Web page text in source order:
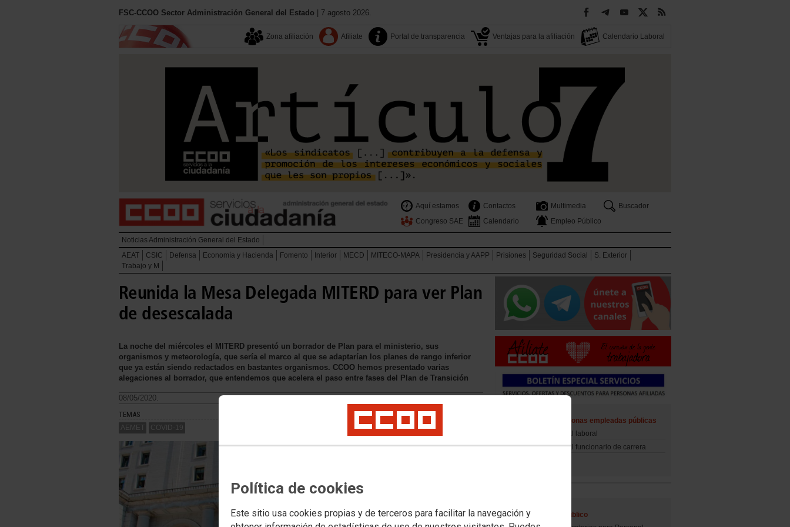
Política de cookies
Este sitio usa cookies propias y de terceros para facilitar la navegación y
FSC-CCOO Sector Administración General del Estado | 7 agosto 2026.
Zona afiliación Afiliate Portal de transparencia Ventajas para la afiliación Calendario Laboral
Aquí estamos Contactos Multimedia
Buscador
Congreso SAE
Calendario Empleo Público
Noticias Administración General del Estado
AEAT
CSIC Defensa Economía y Hacienda Fomento Interior MECD MITECO-MAPA Presidencia y AAPP Prisiones Seguridad Social
S. Exterior
Trabajo y M
Reunida la Mesa Delegada MITERD para ver Plan
de desescalada
La noche del miércoles el MITERD presentó un borrador de Plan para el ministerio, sus
organismos y meteorología, que sería el marco al que se adaptarían los planes de rango inferior
que ya están siendo redactados en bastantes organismos. CCOO hemos presentado varias
alegaciones al borrador, que entendemos que acelera el paso entre fases del Plan de Transición
08/05/2020.
TEMAS
AEMET COVID-19
Movilidad de las personas empleadas públicas
Movilidad del personal laboral
Movilidad del personal funcionario de carrera
Acceso al Empleo Público